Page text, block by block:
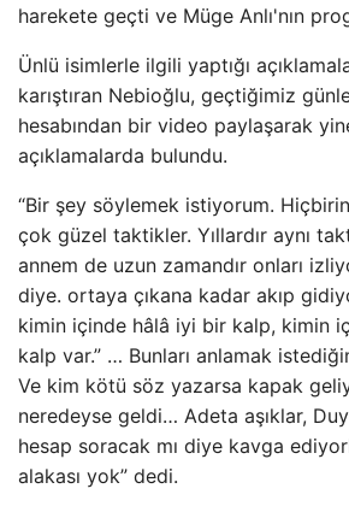
harekete geçti ve Müge Anlı'nın
Ünlü isimlerle ilgili yaptığı
karıştıran Nebioğlu, geçtiğimiz
hesabından bir video paylaşarak
açıklamalarda bulundu.
“Bir şey söylemek istiyorum.
çok güzel taktikler. Yıllardır aynı
annem de uzun zamandır onları
diye. ortaya çıkana kadar akıp
kimin içinde hâlâ iyi bir kalp, kimin
kalp var.” … Bunları anlamak
Ve kim kötü söz yazarsa kapak
neredeyse geldi… Adeta aşıklar,
hesap soracak mı diye kavga
alakası yok” dedi.